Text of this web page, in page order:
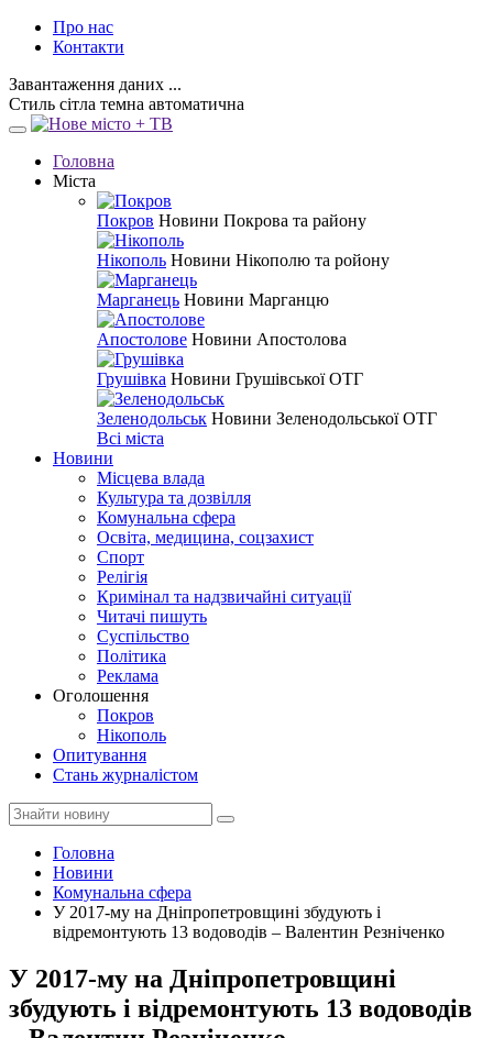
Про нас
Контакти
Завантаження даних ...
Стиль сітла темна автоматична
Головна
Міста
Покров Новини Покрова та району
Нікополь Новини Нікополю та ройону
Марганець Новини Марганцю
Апостолове Новини Апостолова
Грушівка Новини Грушівської ОТГ
Зеленодольськ Новини Зеленодольської ОТГ
Всі міста
Новини
Місцева влада
Культура та дозвілля
Комунальна сфера
Освіта, медицина, соцзахист
Спорт
Релігія
Кримінал та надзвичайні ситуації
Читачі пишуть
Суспільство
Політика
Реклама
Оголошення
Покров
Нікополь
Опитування
Стань журналістом
Головна
Новини
Комунальна сфера
У 2017-му на Дніпропетровщині збудують і
відремонтують 13 водоводів – Валентин Резніченко
У 2017-му на Дніпропетровщині
збудують і відремонтують 13 водоводів